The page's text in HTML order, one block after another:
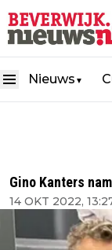
Nieuws ▼
Gino Kanters
14 OKT 2022,